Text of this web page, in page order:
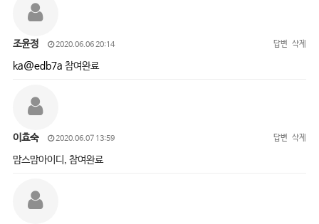
조윤정 2020.06.06 20:14 답변 삭제
ka@edb7a 참여완료
이효숙 2020.06.07 13:59 답변 삭제
맘스맘아이디, 참여완료